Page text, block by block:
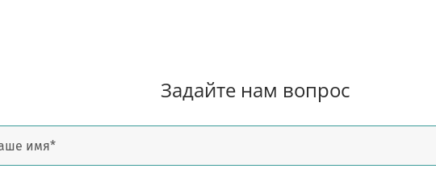
Задайте нам вопрос